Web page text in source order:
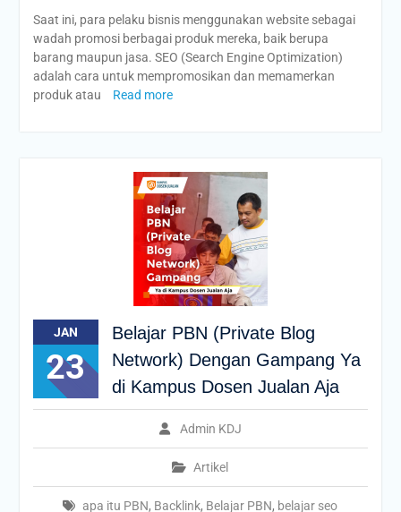
Saat ini, para pelaku bisnis menggunakan website sebagai
wadah promosi berbagai produk mereka, baik berupa
barang maupun jasa. SEO (Search Engine Optimization)
adalah cara untuk mempromosikan dan memamerkan
produk atau
Read more
JAN
23
Belajar PBN (Private Blog
Network) Dengan Gampang Ya
di Kampus Dosen Jualan Aja
Admin KDJ
Artikel
apa itu PBN, Backlink, Belajar PBN, belajar seo